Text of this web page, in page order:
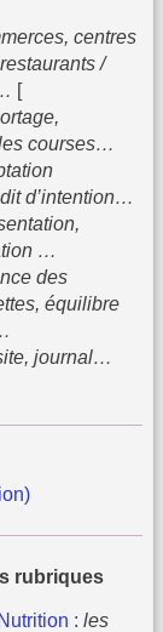
centres
/
[
courses…
d’intention…
…
des
équilibre
journal…
rubriques
: les